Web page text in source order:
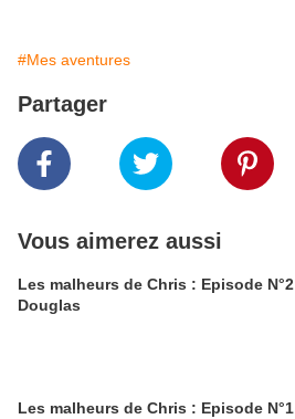
#Mes aventures
Partager
Vous aimerez aussi
Les malheurs de Chris : Episode N°2
Douglas
Les malheurs de Chris : Episode N°1